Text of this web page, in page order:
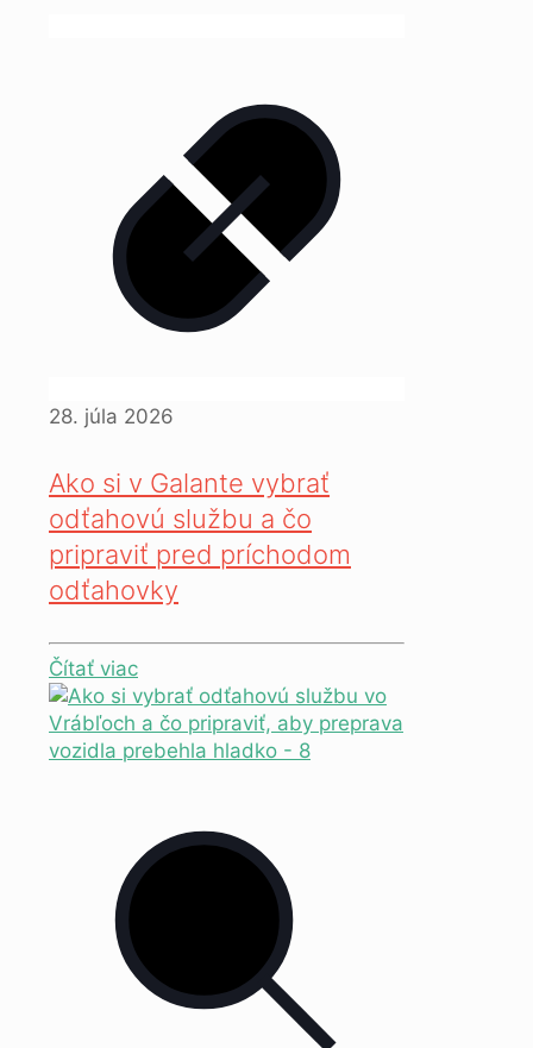
28. júla 2026
Ako si v Galante vybrať
odťahovú službu a čo
pripraviť pred príchodom
odťahovky
Čítať viac